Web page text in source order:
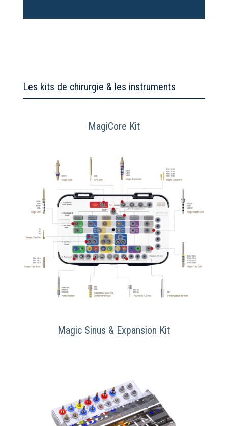
Les kits de chirurgie & les instruments
MagiCore Kit
Magic Sinus & Expansion Kit